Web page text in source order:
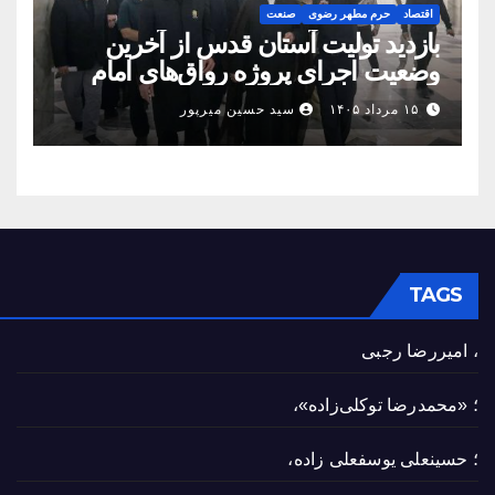
اقتصاد حرم مطهر رضوی صنعت
بازدید تولیت آستان قدس از آخرین
وضعیت اجرای پروژه رواق‌های امام
حسین(ع) و امیرالمؤمنین(ع)
۱۵ مرداد ۱۴۰۵ سید حسین میرپور
TAGS
، امیررضا رجبی
؛ «محمدرضا توکلی‌زاده»،
؛ حسینعلی یوسفعلی زاده،